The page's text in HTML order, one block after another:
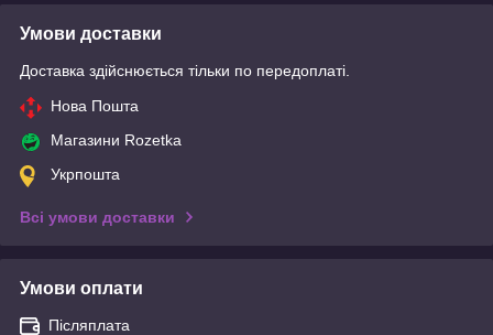
Умови доставки
Доставка здійснюється тільки по передоплаті.
Нова Пошта
Магазини Rozetka
Укрпошта
Всі умови доставки
Умови оплати
Післяплата